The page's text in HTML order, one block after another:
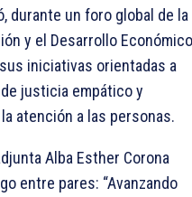
durante un foro global de la
y el Desarrollo
iniciativas orientadas a
justicia empático y
atención a las personas.
Alba Esther Corona
entre pares: “Avanzando